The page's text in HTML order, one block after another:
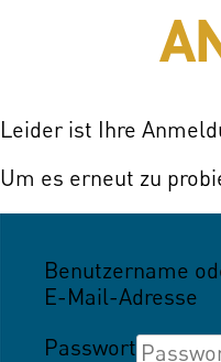
Leider ist Ihre
Um es erneut zu
Benutzername
E-Mail-Adresse
Passwort